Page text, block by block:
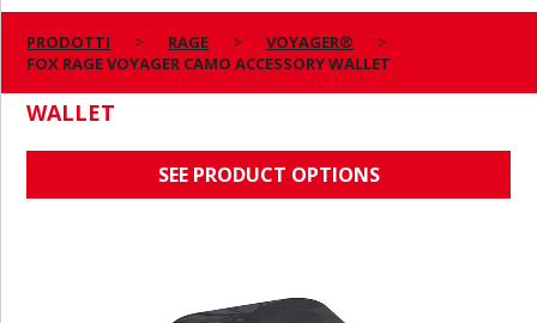
PRODOTTI RAGE
VOYAGER®
FOX RAGE VOYAGER CAMO ACCESSORY WALLET
WALLET
SEE PRODUCT OPTIONS